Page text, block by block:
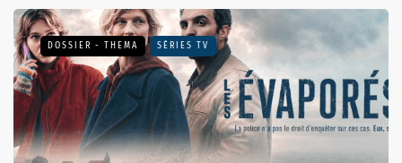
DOSSIER - THEMA SÉRIES TV